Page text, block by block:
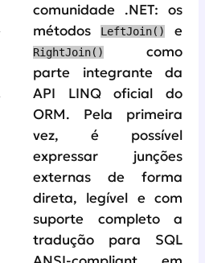
comunidade .NET: os
métodos
LeftJoin() e
RightJoin()
como
parte integrante da
API LINQ oficial do
ORM. Pela primeira
vez, é possível
expressar junções
externas de forma
direta, legível e com
suporte completo a
tradução para SQL